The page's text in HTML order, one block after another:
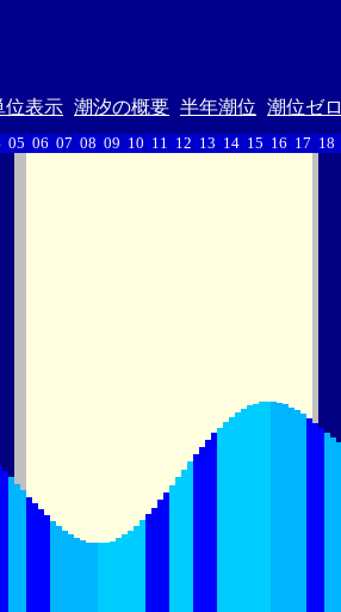
位表示 潮汐の概要 半年潮位 潮位ゼロ
05 06 07 08 09 10 11 12 13 14 15 16 17 18